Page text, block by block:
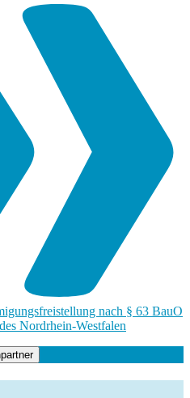
nach § 63 BauO
Nordrhein-Westfalen